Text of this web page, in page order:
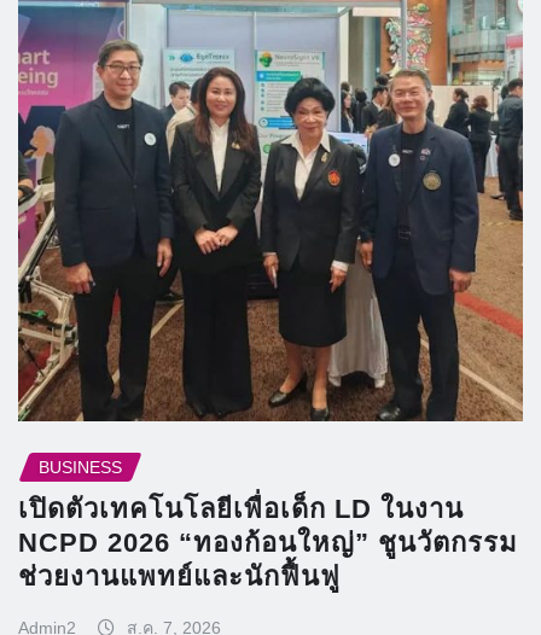
BUSINESS
เปิดตัวเทคโนโลยีเพื่อเด็ก LD ในงาน
NCPD 2026 “ทองก้อนใหญ่” ชูนวัตกรรม
ช่วยงานแพทย์และนักฟื้นฟู
Admin2 ส.ค. 7, 2026